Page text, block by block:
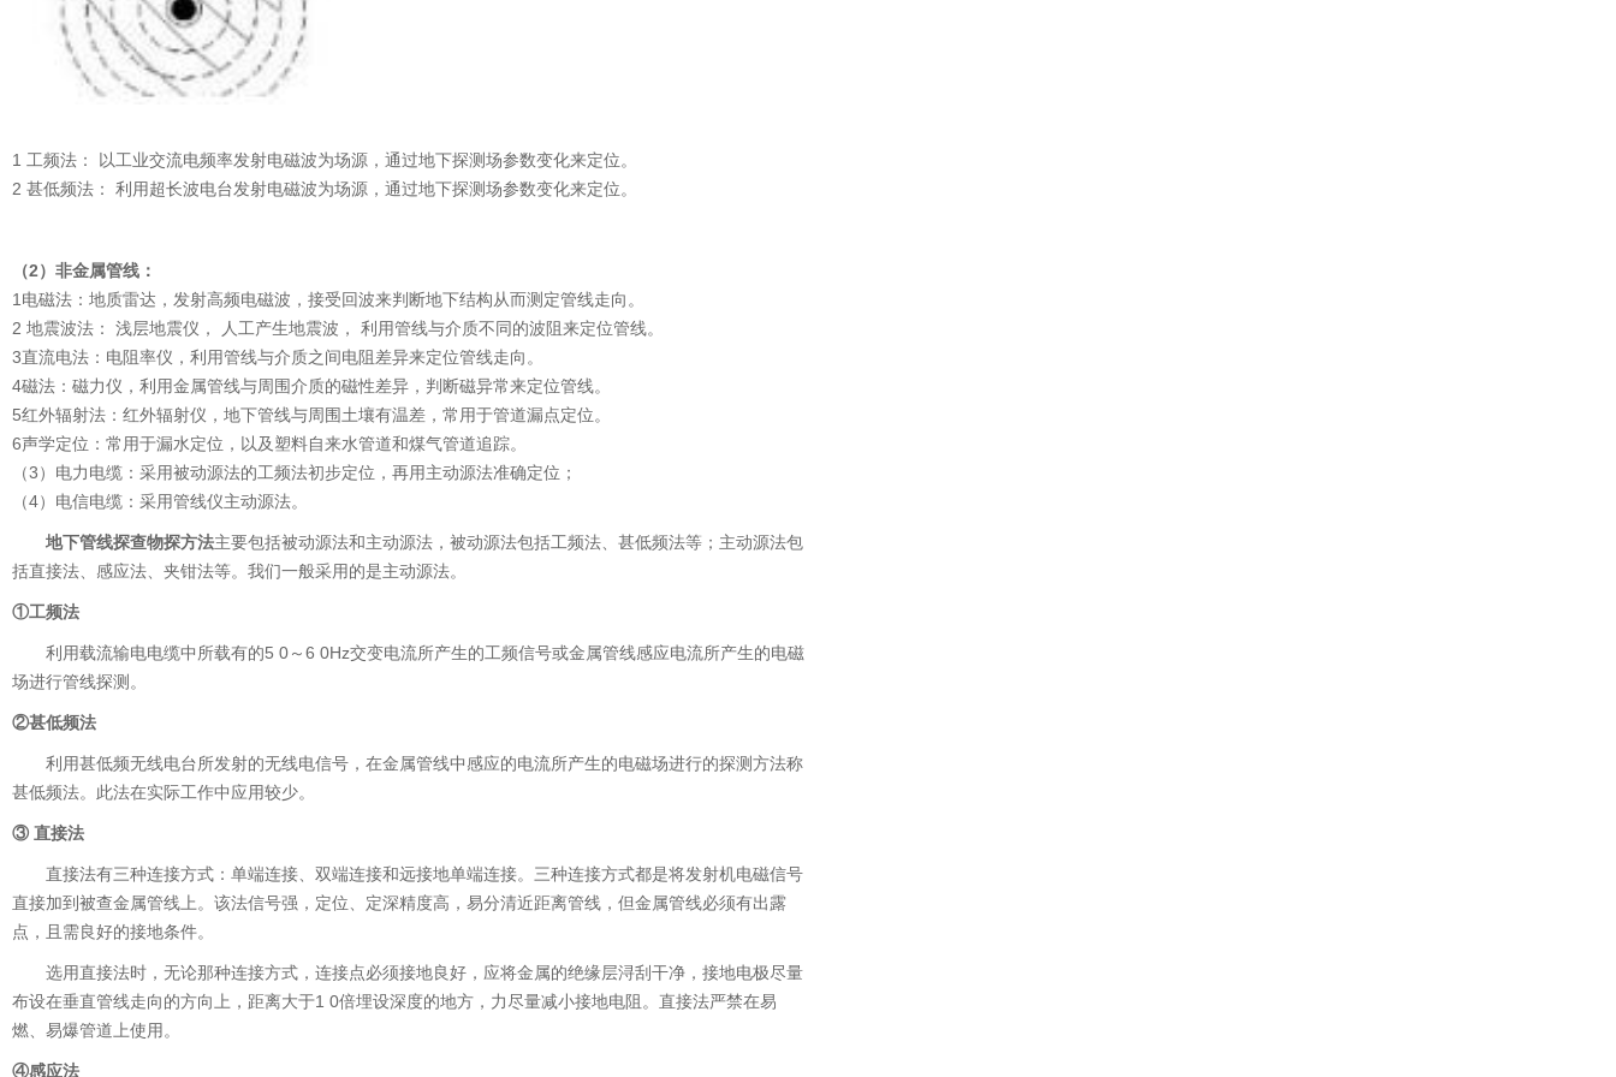
1 工频法： 以工业交流电频率发射电磁波为场源，通过地下探测场参数变化来定位。
2 甚低频法： 利用超长波电台发射电磁波为场源，通过地下探测场参数变化来定位。
（2）非金属管线：
1电磁法：地质雷达，发射高频电磁波，接受回波来判断地下结构从而测定管线走向。
2 地震波法： 浅层地震仪， 人工产生地震波， 利用管线与介质不同的波阻来定位管线。
3直流电法：电阻率仪，利用管线与介质之间电阻差异来定位管线走向。
4磁法：磁力仪，利用金属管线与周围介质的磁性差异，判断磁异常来定位管线。
5红外辐射法：红外辐射仪，地下管线与周围土壤有温差，常用于管道漏点定位。
6声学定位：常用于漏水定位，以及塑料自来水管道和煤气管道追踪。
（3）电力电缆：采用被动源法的工频法初步定位，再用主动源法准确定位；
（4）电信电缆：采用管线仪主动源法。
地下管线探查物探方法主要包括被动源法和主动源法，被动源法包括工频法、甚低频法等；主动源法包
括直接法、感应法、夹钳法等。我们一般采用的是主动源法。
①工频法
利用载流输电电缆中所载有的5 0～6 0Hz交变电流所产生的工频信号或金属管线感应电流所产生的电磁
场进行管线探测。
②甚低频法
利用甚低频无线电台所发射的无线电信号，在金属管线中感应的电流所产生的电磁场进行的探测方法称
甚低频法。此法在实际工作中应用较少。
③ 直接法
直接法有三种连接方式：单端连接、双端连接和远接地单端连接。三种连接方式都是将发射机电磁信号
直接加到被查金属管线上。该法信号强，定位、定深精度高，易分清近距离管线，但金属管线必须有出露
点，且需良好的接地条件。
选用直接法时，无论那种连接方式，连接点必须接地良好，应将金属的绝缘层浔刮干净，接地电极尽量
布设在垂直管线走向的方向上，距离大于1 0倍埋设深度的地方，力尽量减小接地电阻。直接法严禁在易
燃、易爆管道上使用。
④感应法